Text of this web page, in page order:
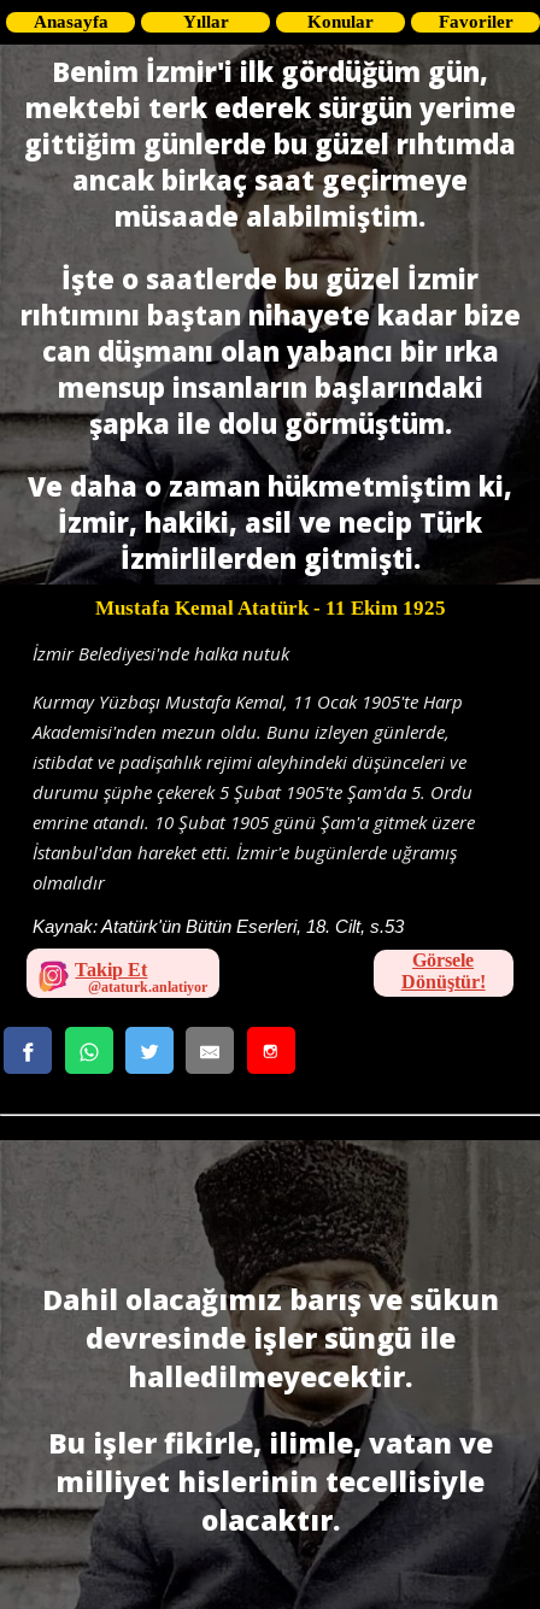
Anasayfa Yıllar Konular Favoriler
Benim İzmir'i ilk gördüğüm gün,
mektebi terk ederek sürgün yerime
gittiğim günlerde bu güzel rıhtımda
ancak birkaç saat geçirmeye
müsaade alabilmiştim.
İşte o saatlerde bu güzel İzmir
rıhtımını baştan nihayete kadar bize
can düş­manı olan yabancı bir ırka
mensup insanların başlarındaki
şapka ile dolu görmüştüm.
Ve daha o zaman hükmetmiştim ki,
İzmir, hakiki, asil ve necip Türk
İzmirlilerden gitmişti.
Mustafa Kemal Atatürk- 11 Ekim 1925
İzmir Belediyesi'nde halka nutuk
Kurmay Yüzbaşı Mustafa Kemal, 11 Ocak 1905'te Harp
Akademisi'nden mezun oldu. Bunu izleyen günlerde,
istibdat ve padişahlık rejimi aleyhindeki düşünceleri ve
durumu şüphe çekerek 5 Şubat 1905'te Şam'da 5. Ordu
emrine atandı. 10 Şubat 1905 günü Şam'a gitmek üzere
İstanbul'dan hareket etti. İzmir'e bugünlerde uğramış
olmalıdır
Kaynak:Atatürk'ün Bütün Eserleri, 18. Cilt, s.53
Takip Et
Görsele
Dönüştür!
Dahil olacağımız barış ve sükun
devresinde işler süngü ile
halledilmeyecektir.
Bu işler fikirle, ilimle, vatan ve
milliyet hislerinin tecellisiyle
olacaktır.